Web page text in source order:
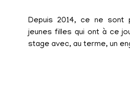
Depuis 2014, ce ne sont
jeunes filles qui ont à ce
stage avec, au terme, un